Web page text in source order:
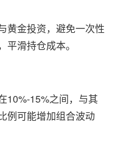
黄金投资，避免一次性
滑持仓成本。
10%-15%之间，与其
例可能增加组合波动